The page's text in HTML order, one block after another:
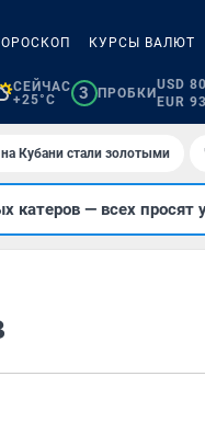
КУРСЫ ВАЛЮТ
СЕЙЧАС
+25°C
3 ПРОБКИ
USD
EUR
Кубани стали золотыми
катеров — всех просят